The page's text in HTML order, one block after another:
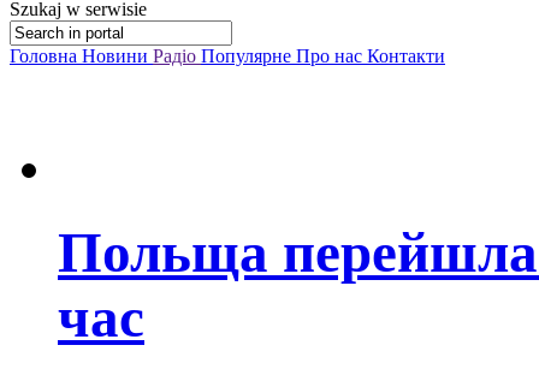
Szukaj w serwisie
Головна Новини Радіо Популярне Про нас Контакти
Польща перейшла
час